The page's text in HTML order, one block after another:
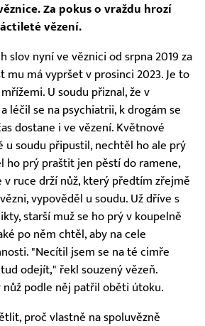
Za pokus o vraždu hrozí
vězení.
slov nyní ve věznici od srpna 2019 za
mu má vypršet v prosinci 2023. Je to
U soudu přiznal, že v
léčil se na psychiatrii, k drogám se
dostane i ve vězení. Květnové
u soudu připustil, nechtěl ho ale prý
ho prý praštit jen pěstí do ramene,
v ruce drží nůž, který předtím zřejmě
vypověděl u soudu. Už dříve s
starší muž se ho prý v koupelně
po něm chtěl, aby na cele
"Necítil jsem se na té cimře
odejít," řekl souzený vězeň.
podle něj patřil oběti útoku.
proč vlastně na spoluvězně